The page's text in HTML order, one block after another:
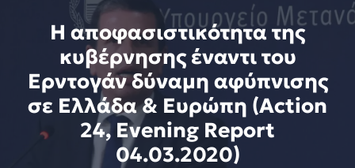
Η αποφασιστικότητα της
κυβέρνησης έναντι του
Ερντογάν δύναμη αφύπνισης
σε Ελλάδα & Ευρώπη (Αction
24, Evening Report
04.03.2020)